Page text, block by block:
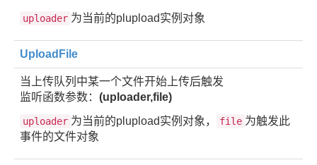
uploader 为当前的plupload实例对象
UploadFile
当上传队列中某一个文件开始上传后触发
监听函数参数： (uploader,file)
uploader 为当前的plupload实例对象， file 为触发此
事件的文件对象